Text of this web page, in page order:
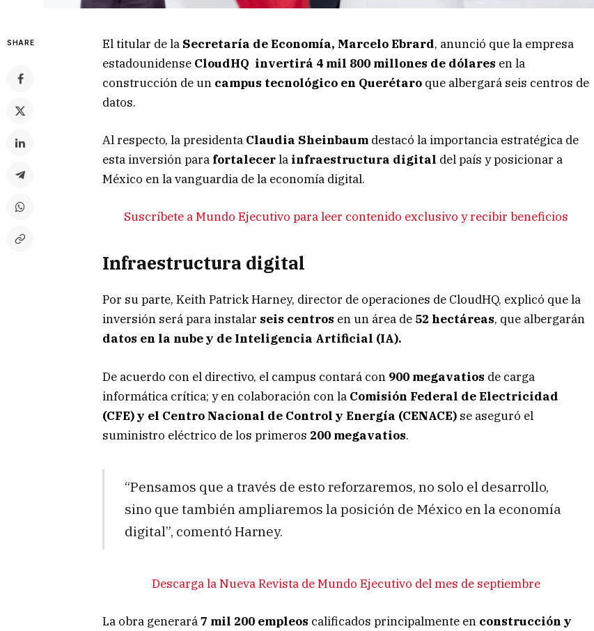
SHARE El titular de la Secretaría de Economía, Marcelo Ebrard, anunció que la empresa
estadounidense CloudHQ invertirá 4 mil 800 millones de dólares en la
construcción de un campus tecnológico en Querétaro que albergará seis centros de
datos.
Al respecto, la presidenta Claudia Sheinbaum destacó la importancia estratégica de
esta inversión para fortalecerla infraestructura digital del país y posicionar a
México en la vanguardia de la economía digital.
Suscríbete a Mundo Ejecutivo para leer contenido exclusivo y recibir beneficios
Infraestructura digital
Por su parte, Keith Patrick Harney, director de operaciones de CloudHQ, explicó que la
inversión será para instalar seis centros en un área de 52 hectáreas, que albergarán
datos en la nube y de Inteligencia Artificial (IA).
De acuerdo con el directivo, el campus contará con 900 megavatios de carga
informática crítica; y en colaboración con la Comisión Federal de Electricidad
(CFE) y el Centro Nacional de Control y Energía (CENACE) se aseguró el
suministro eléctrico de los primeros 200 megavatios.
“Pensamos que a través de esto reforzaremos, no solo el desarrollo,
sino que también ampliaremos la posición de México en la economía
digital”, comentó Harney.
Descarga la Nueva Revista de Mundo Ejecutivo del mes de septiembre
La obra generará7 mil 200 empleos calificados principalmente en construcción y